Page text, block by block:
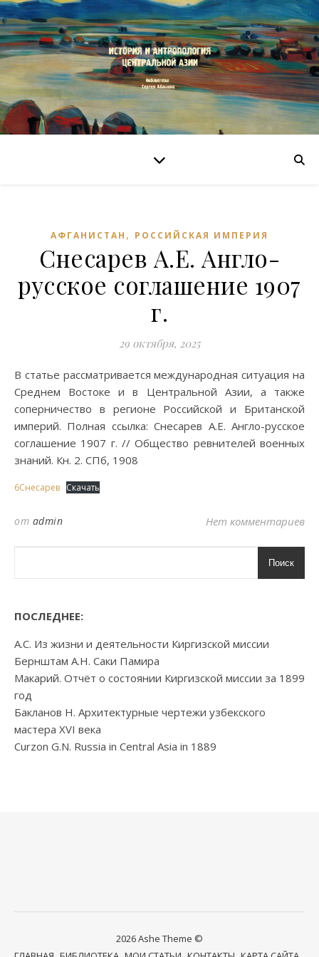
АФГАНИСТАН , РОССИЙСКАЯ ИМПЕРИЯ
Снесарев А.Е. Англо-
русское соглашение 1907
г.
29 октября, 2025
В статье рассматривается международная ситуация на
Среднем Востоке и в Центральной Азии, а также
соперничество в регионе Российской и Британской
империй. Полная ссылка: Снесарев А.Е. Англо-русское
соглашение 1907 г. // Общество ревнителей военных
знаний. Кн. 2. СПб, 1908
6Снесарев Скачать
от admin Нет комментариев
Поиск
ПОСЛЕДНЕЕ:
А.С. Из жизни и деятельности Киргизской миссии
Бернштам А.Н. Саки Памира
Макарий. Отчёт о состоянии Киргизской миссии за 1899
год
Бакланов Н. Архитектурные чертежи узбекского
мастера XVI века
Curzon G.N. Russia in Central Asia in 1889
2026 Ashe Theme ©